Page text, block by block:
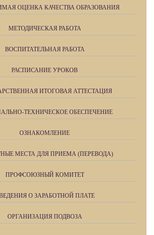
ОЦЕНКА КАЧЕСТВА ОБРАЗОВАНИЯ
МЕТОДИЧЕСКАЯ РАБОТА
ВОСПИТАТЕЛЬНАЯ РАБОТА
РАСПИСАНИЕ УРОКОВ
ИТОГОВАЯ АТТЕСТАЦИЯ
ТЕХНИЧЕСКОЕ ОБЕСПЕЧЕНИЕ
ОЗНАКОМЛЕНИЕ
МЕСТА ДЛЯ ПРИЕМА (ПЕРЕВОДА)
ПРОФСОЮЗНЫЙ КОМИТЕТ
О ЗАРАБОТНОЙ ПЛАТЕ
ОРГАНИЗАЦИЯ ПОДВОЗА